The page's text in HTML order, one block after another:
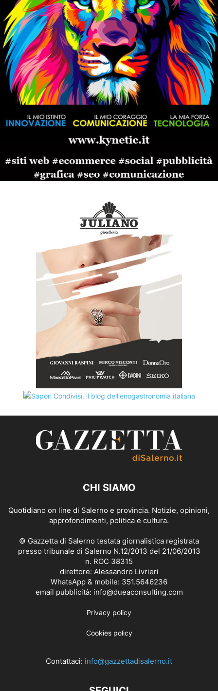
CHI SIAMO
Quotidiano on line di Salerno e provincia. Notizie, opinioni,
approfondimenti, politica e cultura.
© Gazzetta di Salerno testata giornalistica registrata
presso tribunale di Salerno N.12/2013 del 21/06/2013
n. ROC 38315
direttore: Alessandro Livrieri
WhatsApp & mobile: 351.5646236
email pubblicità: info@dueaconsulting.com
Privacy policy
Cookies policy
Contattaci: info@gazzettadisalerno.it